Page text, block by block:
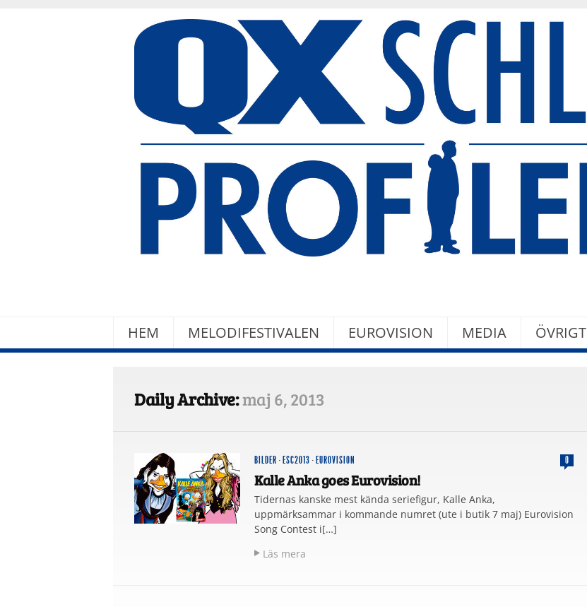
HEM MELODIFESTIVALEN EUROVISION MEDIA ÖVRIGT
Daily Archive:maj 6, 2013
BILDER · ESC2013 · EUROVISION 0
Kalle Anka goes Eurovision!
Tidernas kanske mest kända seriefigur, Kalle Anka,
uppmärksammar i kommande numret (ute i butik 7 maj) Eurovision
Song Contest i[…]
Läs mera